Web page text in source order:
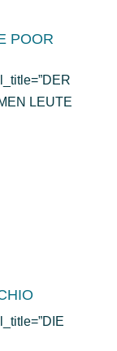
POOR
LEUTE